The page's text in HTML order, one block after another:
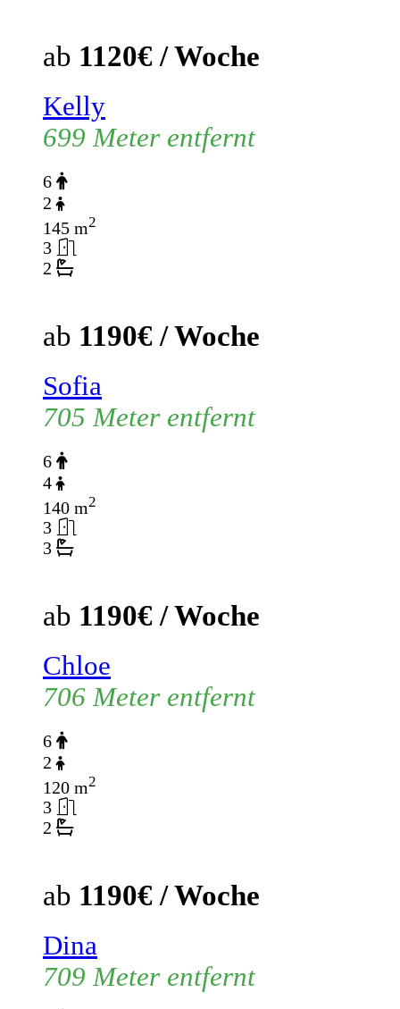
ab 1120€ / Woche
Kelly
699 Meter entfernt
6
2
145 m2
3
2
ab 1190€ / Woche
Sofia
705 Meter entfernt
6
4
140 m2
3
3
ab 1190€ / Woche
Chloe
706 Meter entfernt
6
2
120 m2
3
2
ab 1190€ / Woche
Dina
709 Meter entfernt